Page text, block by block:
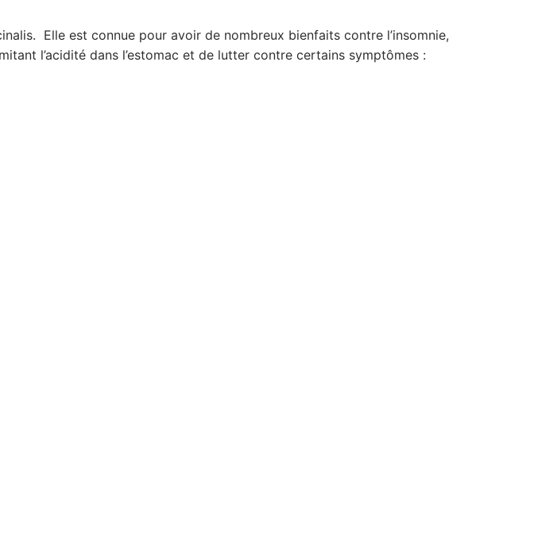
Elle est connue pour avoir de nombreux bienfaits contre l’insomnie,
l’acidité dans l’estomac et de lutter contre certains symptômes :